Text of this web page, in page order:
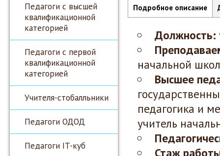
Педагоги с высшей
квалификационной
категорией
Педагоги с первой
квалификационной
категорией
Учителя-стобалльники
Педагоги ОДОД
Педагоги IT-куб
Подробное описание
Должность:
начальной
Высшее
педагогика и
учитель
Стаж